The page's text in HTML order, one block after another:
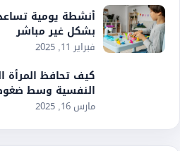
أنشطة يومية
بشكل غير مباشر
فبراير 11, 2025
كيف تحافظ المرأة
النفسية وسط
مارس 16, 2025